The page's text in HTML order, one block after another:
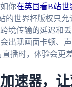
你在英国看B站世
的世界杯版权只
境传输的延迟和
出现画面卡顿、声
播时，体验会更差
速器，